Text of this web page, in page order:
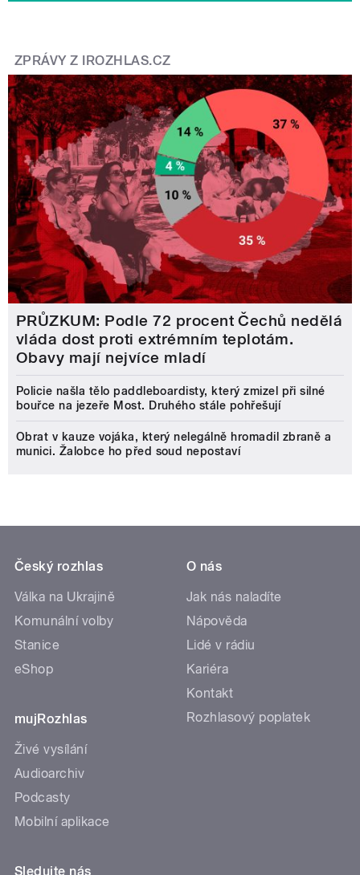
ZPRÁVY Z IROZHLAS.CZ
PRŮZKUM: Podle 72 procent Čechů nedělá
vláda dost proti extrémním teplotám.
Obavy mají nejvíce mladí
Policie našla tělo paddleboardisty, který zmizel při silné
bouřce na jezeře Most. Druhého stále pohřešují
Obrat v kauze vojáka, který nelegálně hromadil zbraně a
munici. Žalobce ho před soud nepostaví
Český rozhlas
Válka na Ukrajině
Komunální volby
Stanice
eShop
mujRozhlas
Živé vysílání
Audioarchiv
Podcasty
Mobilní aplikace
O nás
Jak nás naladíte
Nápověda
Lidé v rádiu
Kariéra
Kontakt
Rozhlasový poplatek
Sledujte nás